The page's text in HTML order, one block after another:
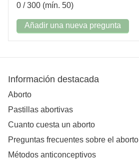
0 / 300 (mín. 50)
Añadir una nueva pregunta
Información destacada
Aborto
Pastillas abortivas
Cuanto cuesta un aborto
Preguntas frecuentes sobre el aborto
Métodos anticonceptivos